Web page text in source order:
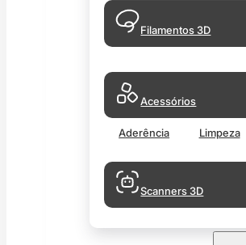
Filamentos 3D
Acessórios
Aderência Limpeza
Scanners 3D